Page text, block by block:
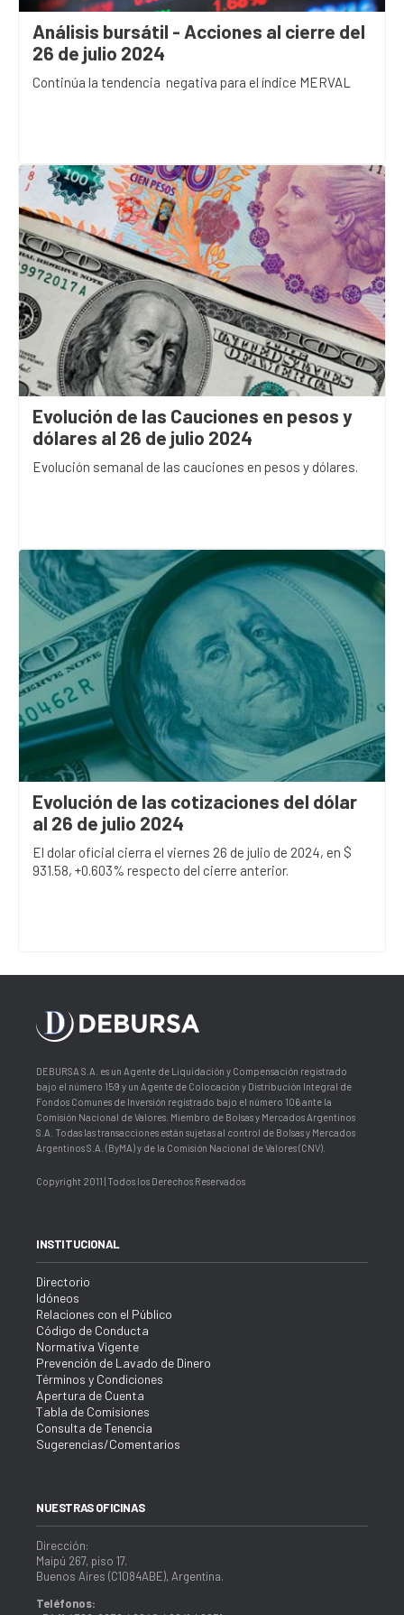
Análisis bursátil - Acciones al cierre del
26 de julio 2024
Continúa la tendencia negativa para el índice MERVAL
Evolución de las Cauciones en pesos y
dólares al 26 de julio 2024
Evolución semanal de las cauciones en pesos y dólares.
Evolución de las cotizaciones del dólar
al 26 de julio 2024
El dolar oficial cierra el viernes 26 de julio de 2024, en $
931.58, +0.603% respecto del cierre anterior.
DEBURSA S.A. es un Agente de Liquidación y Compensación registrado
bajo el número 159 y un Agente de Colocación y Distribución Integral de
Fondos Comunes de Inversión registrado bajo el número 106 ante la
Comisión Nacional de Valores. Miembro de Bolsas y Mercados Argentinos
S.A. Todas las transacciones están sujetas al control de Bolsas y Mercados
Argentinos S.A. (ByMA) y de la Comisión Nacional de Valores (CNV).
Copyright 2011 | Todos los Derechos Reservados
INSTITUCIONAL
Directorio
Idóneos
Relaciones con el Público
Código de Conducta
Normativa Vigente
Prevención de Lavado de Dinero
Términos y Condiciones
Apertura de Cuenta
Tabla de Comisiones
Consulta de Tenencia
Sugerencias/Comentarios
NUESTRAS OFICINAS
Dirección:
Maipú 267, piso 17.
Buenos Aires (C1084ABE), Argentina.
Teléfonos: